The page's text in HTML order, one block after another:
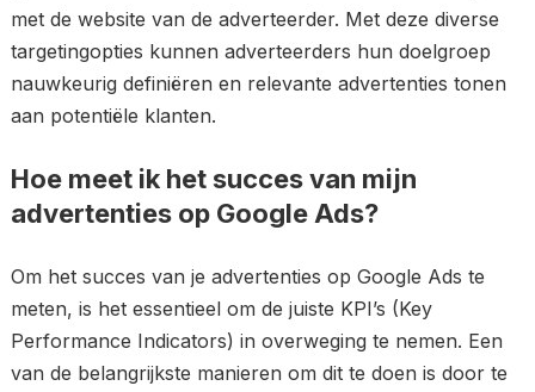
met de website van de adverteerder. Met deze diverse
targetingopties kunnen adverteerders hun doelgroep
nauwkeurig definiëren en relevante advertenties tonen
aan potentiële klanten.
Hoe meet ik het succes van mijn
advertenties op Google Ads?
Om het succes van je advertenties op Google Ads te
meten, is het essentieel om de juiste KPI’s (Key
Performance Indicators) in overweging te nemen. Een
van de belangrijkste manieren om dit te doen is door te